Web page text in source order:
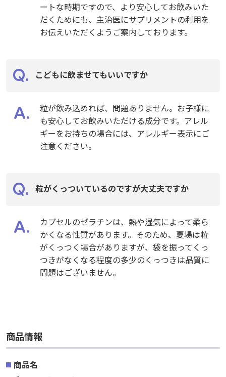
ートな時期ですので、より安心してお飲みいた
だくためにも、主治医にサプリメントの利用を
お伝えいただくようご案内しております。
こどもに飲ませてもいいですか
粒が飲み込めれば、問題ありません。お子様に
も安心してお飲みいただける成分です。アレル
ギーをお持ちの場合には、アレルギー表示にご
注意ください。
粒がくっついているのですが大丈夫ですか
カプセルのゼラチンは、熱や湿気によって柔ら
かくなる性質があります。そのため、夏場は粒
がくっつく場合がありますが、袋を振ってくっ
つきがなくなる程度の多少のくっつきは品質に
問題はございません。
商品情報
商品名